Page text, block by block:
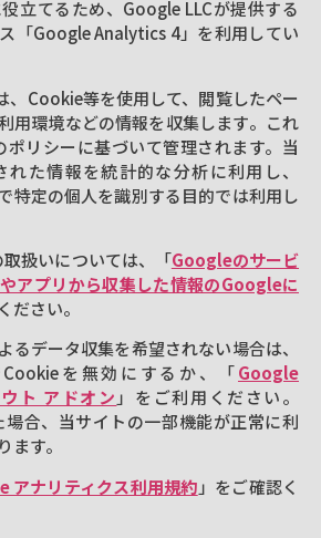
立てるため、Google LLCが提供する
「Google Analytics 4」を利用してい
Cookie等を使用して、閲覧したペー
用環境などの情報を収集します。これ
リシーに基づいて管理されます。当
た情報を統計的な分析に利用し、
特定の個人を識別する目的では利用し
扱いについては、「Googleのサービ
アプリから収集した情報のGoogleに
ださい。
データ収集を希望されない場合は、
を無効にするか、「Google
ト アドオン」をご利用ください。
合、当サイトの一部機能が正常に利
ます。
アナリティクス利用規約 」をご確認く